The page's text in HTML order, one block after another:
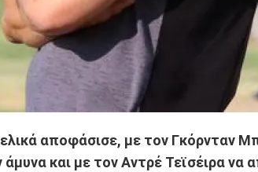
αποφάσισε, με τον Γκόρνταν
και με τον Αντρέ Τεϊσέιρα